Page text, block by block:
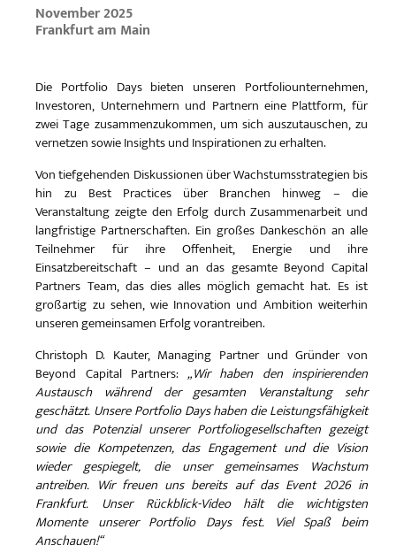
November 2025
Frankfurt am Main
Die Portfolio Days bieten unseren Portfoliounternehmen,
Investoren, Unternehmern und Partnern eine Plattform, für
zwei Tage zusammenzukommen, um sich auszutauschen, zu
vernetzen sowie Insights und Inspirationen zu erhalten.
Von tiefgehenden Diskussionen über Wachstumsstrategien bis
hin zu Best Practices über Branchen hinweg – die
Veranstaltung zeigte den Erfolg durch Zusammenarbeit und
langfristige Partnerschaften. Ein großes Dankeschön an alle
Teilnehmer für ihre Offenheit, Energie und ihre
Einsatzbereitschaft – und an das gesamte Beyond Capital
Partners Team, das dies alles möglich gemacht hat. Es ist
großartig zu sehen, wie Innovation und Ambition weiterhin
unseren gemeinsamen Erfolg vorantreiben.
Christoph D. Kauter, Managing Partner und Gründer von
Beyond Capital Partners:„Wir haben den inspirierenden
Austausch während der gesamten Veranstaltung sehr
geschätzt. Unsere Portfolio Days haben die Leistungsfähigkeit
und das Potenzial unserer Portfoliogesellschaften gezeigt
sowie die Kompetenzen, das Engagement und die Vision
wieder gespiegelt, die unser gemeinsames Wachstum
antreiben. Wir freuen uns bereits auf das Event 2026 in
Frankfurt. Unser Rückblick-Video hält die wichtigsten
Momente unserer Portfolio Days fest. Viel Spaß beim
Anschauen!“